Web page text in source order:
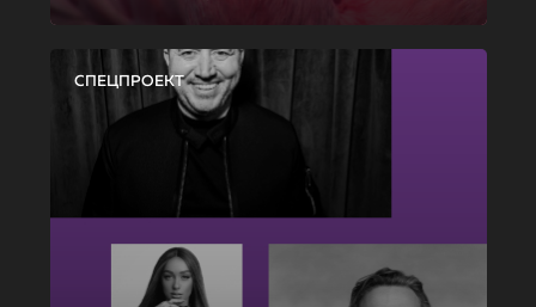
СПЕЦПРОЕКТ